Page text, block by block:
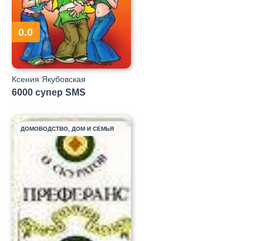
0.0
Ксения Якубовская
6000 супер SMS
ДОМОВОДСТВО, ДОМ И СЕМЬЯ